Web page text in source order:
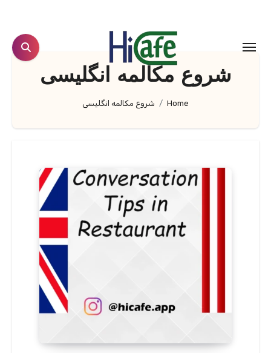
content
شروع مکالمه انگلیسی
Home شروع مکالمه انگلیسی